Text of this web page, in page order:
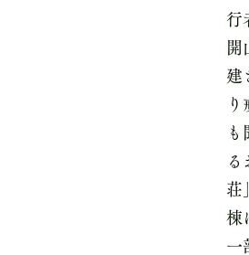
行
開
建
る
荘
棟
一